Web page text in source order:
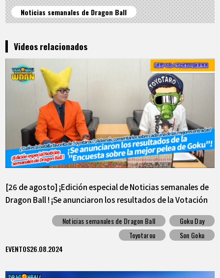
Noticias semanales de Dragon Ball
Videos relacionados
[26 de agosto] ¡Edición especial de Noticias semanales de
Dragon Ball ! ¡Se anunciaron los resultados de la Votación
Noticias semanales de Dragon Ball
Goku Day
Toyotarou
Son Goku
EVENTOS26.08.2024